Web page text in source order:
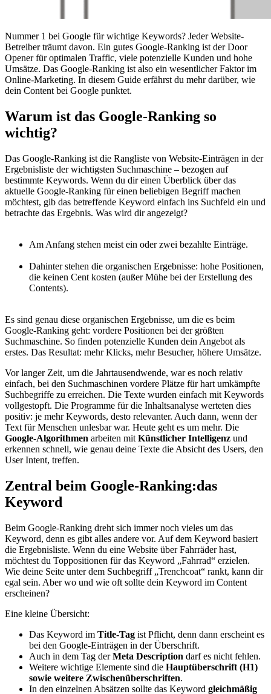
Nummer 1 bei Google für wichtige Keywords? Jeder Website-
Betreiber träumt davon. Ein gutes Google-Ranking ist der Door
Opener für optimalen Traffic, viele potenzielle Kunden und hohe
Umsätze. Das Google-Ranking ist also ein wesentlicher Faktor im
Online-Marketing. In diesem Guide erfährst du mehr darüber, wie
dein Content bei Google punktet.
Warum ist das Google-Ranking so
wichtig?
Das Google-Ranking ist die Rangliste von Website-Einträgen in der
Ergebnisliste der wichtigsten Suchmaschine – bezogen auf
bestimmte Keywords. Wenn du dir einen Überblick über das
aktuelle Google-Ranking für einen beliebigen Begriff machen
möchtest, gib das betreffende Keyword einfach ins Suchfeld ein und
betrachte das Ergebnis. Was wird dir angezeigt?
Am Anfang stehen meist ein oder zwei bezahlte Einträge.
Dahinter stehen die organischen Ergebnisse: hohe Positionen,
die keinen Cent kosten (außer Mühe bei der Erstellung des
Contents).
Es sind genau diese organischen Ergebnisse, um die es beim
Google-Ranking geht: vordere Positionen bei der größten
Suchmaschine. So finden potenzielle Kunden dein Angebot als
erstes. Das Resultat: mehr Klicks, mehr Besucher, höhere Umsätze.
Vor langer Zeit, um die Jahrtausendwende, war es noch relativ
einfach, bei den Suchmaschinen vordere Plätze für hart umkämpfte
Suchbegriffe zu erreichen. Die Texte wurden einfach mit Keywords
vollgestopft. Die Programme für die Inhaltsanalyse werteten dies
positiv: je mehr Keywords, desto relevanter. Auch dann, wenn der
Text für Menschen unlesbar war. Heute geht es um mehr. Die
Google-Algorithmen arbeiten mit Künstlicher Intelligenz und
erkennen schnell, wie genau deine Texte die Absicht des Users, den
User Intent, treffen.
Zentral beim Google-Ranking:das
Keyword
Beim Google-Ranking dreht sich immer noch vieles um das
Keyword, denn es gibt alles andere vor. Auf dem Keyword basiert
die Ergebnisliste. Wenn du eine Website über Fahrräder hast,
möchtest du Toppositionen für das Keyword „Fahrrad“ erzielen.
Wie deine Seite unter dem Suchbegriff „Trenchcoat“ rankt, kann dir
egal sein. Aber wo und wie oft sollte dein Keyword im Content
erscheinen?
Eine kleine Übersicht:
Das Keyword im Title-Tag ist Pflicht, denn dann erscheint es
bei den Google-Einträgen in der Überschrift.
Auch in dem Tag derMeta Description darf es nicht fehlen.
Weitere wichtige Elemente sind die Hauptüberschrift (H1)
sowie weitere Zwischenüberschriften.
In den einzelnen Absätzen sollte das Keyword gleichmäßig